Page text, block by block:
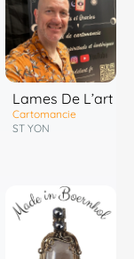
Lames De L’art
Cartomancie
ST YON